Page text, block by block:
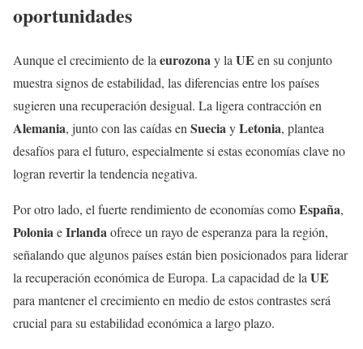
oportunidades
Aunque el crecimiento de la eurozonay la UE en su conjunto
muestra signos de estabilidad, las diferencias entre los países
sugieren una recuperación desigual. La ligera contracción en
Alemania, junto con las caídas en SueciayLetonia, plantea
desafíos para el futuro, especialmente si estas economías clave no
logran revertir la tendencia negativa.
Por otro lado, el fuerte rendimiento de economías comoEspaña,
PoloniaeIrlandaofrece un rayo de esperanza para la región,
señalando que algunos países están bien posicionados para liderar
la recuperación económica de Europa. La capacidad de la UE
para mantener el crecimiento en medio de estos contrastes será
crucial para su estabilidad económica a largo plazo.